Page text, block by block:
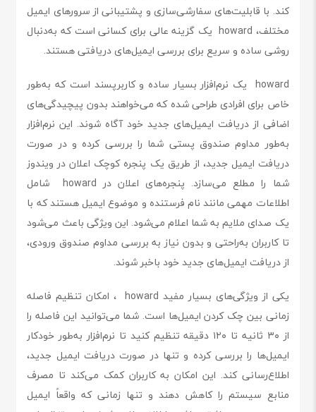
کند. با قابلیت‌های سفارشی‌سازی و پشتیبانی از سرورهای ایمیل
مختلف، howard یک گزینه عالی برای کسانی است که به‌دنبال
روشی ساده و سریع برای بررسی ایمیل‌های دریافتی هستند.
howard یک نرم‌افزار بسیار ساده و کاربرپسند است که به‌طور
خاص برای افرادی طراحی شده که می‌خواهند بدون پیچیدگی‌های
اضافی از دریافت ایمیل‌های جدید خود آگاه شوند. این نرم‌افزار
به‌طور مداوم صندوق پستی شما را بررسی کرده و در صورت
دریافت ایمیل جدید، از طریق یک پنجره کوچک اعلان در ویندوز
شما را مطلع می‌سازد. پنجره‌های اعلان در howard شامل
اطلاعات مهمی مانند نام فرستنده و موضوع ایمیل هستند که با
یک صدای ملایم به شما اعلام می‌شود. این ویژگی باعث می‌شود
تا کاربران به‌راحتی و بدون نیاز به بررسی مداوم صندوق ورودی،
از دریافت ایمیل‌های جدید خود باخبر شوند.
یکی از ویژگی‌های بسیار مفید howard ، امکان تنظیم فاصله
زمانی بین چک کردن ایمیل‌ها است. شما می‌توانید این فاصله را
از ۳۰ ثانیه تا ۱۲۰ دقیقه تنظیم کنید تا نرم‌افزار به‌طور خودکار
ایمیل‌ها را بررسی کرده و تنها در صورت دریافت ایمیل جدید،
اطلاع‌رسانی کند. این امکان به کاربران کمک می‌کند تا مصرف
منابع سیستم را کاهش دهند و تنها زمانی که واقعاً ایمیل